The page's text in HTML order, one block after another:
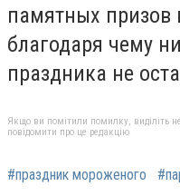
памятных призов
благодаря чему
праздника не
Якщо ви помітили помилку, виділіть
повідомити про це редакцію
#праздник мороженого